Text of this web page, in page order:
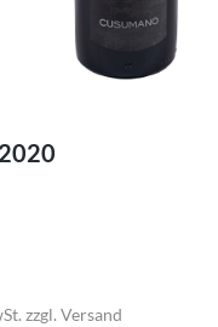
zzgl.Versand